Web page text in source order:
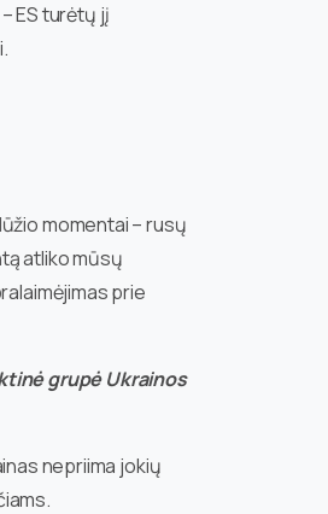
ES turėtų jį
momentai – rusų
atliko mūsų
prie
grupė Ukrainos
nepriima jokių